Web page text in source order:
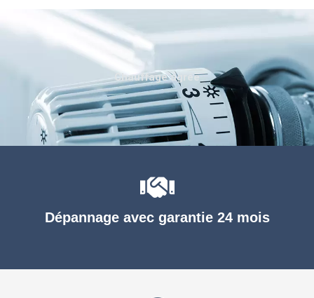
Dépannage avec garantie 24 mois
Chauffage agréé